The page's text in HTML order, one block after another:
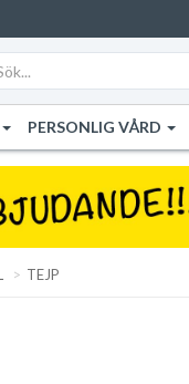
PERSONLIG VÅRD
TEJP